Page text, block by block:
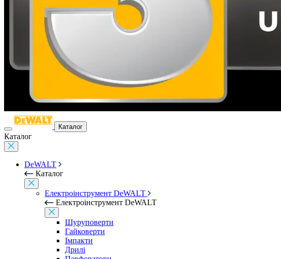
Каталог
Каталог
DeWALT
Каталог
Електроінструмент DeWALT
Електроінструмент DeWALT
Шуруповерти
Гайковерти
Імпакти
Дрилі